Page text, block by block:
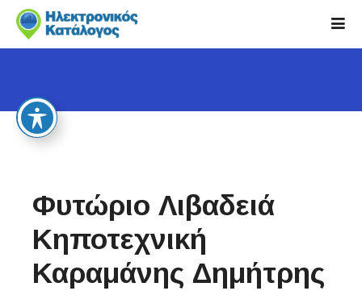
i
Φυτώριο Λιβαδειά
Κηποτεχνική
Καραμάνης Δημήτρης